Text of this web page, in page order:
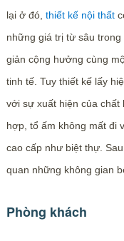
lại ở đó, thiết kế nội thất
những giá trị từ sâu
giản cộng hưởng cùng
tinh tế. Tuy thiết kế lấy
với sự xuất hiện của chất
hợp, tổ ấm không mất đi
cao cấp như biệt thự.
quan những không gian
Phòng khách